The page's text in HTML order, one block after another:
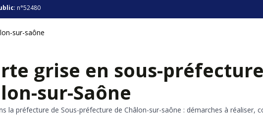
: n°52480
sur-saône
grise en sous-
sur-Saône
la préfecture de Sous-préfecture de Châlon-sur-saône : démarches à réaliser,